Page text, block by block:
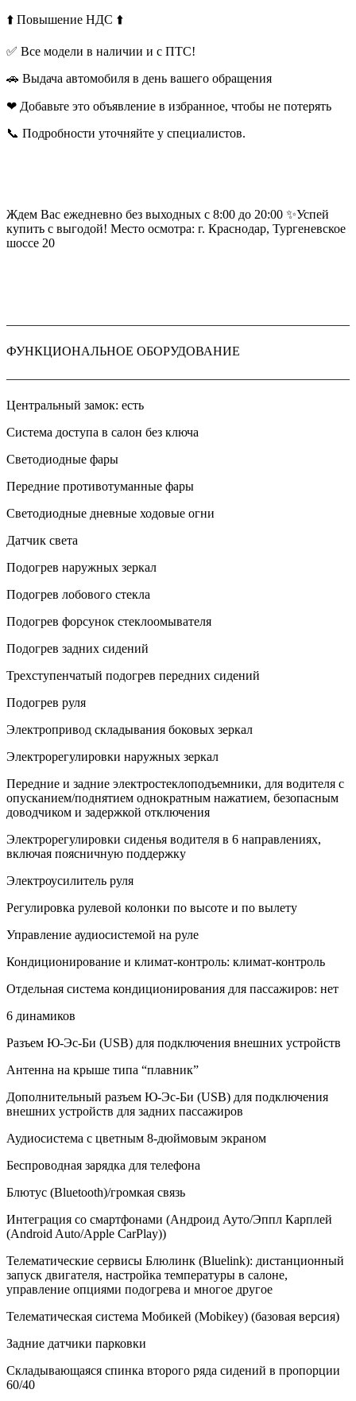
⬆️ Повышение НДС ⬆️
✅ Все модели в наличии и с ПТС!
🚗 Выдача автомобиля в день вашего обращения
❤ Добавьте это объявление в избранное, чтобы не потерять
📞 Подробности уточняйте у специалистов.
Ждем Вас ежедневно без выходных с 8:00 до 20:00 ✨Успей
купить с выгодой! Место осмотра: г. Краснодар, Тургеневское
шоссе 20
———————————————————————————
ФУНКЦИОНАЛЬНОЕ ОБОРУДОВАНИЕ
———————————————————————————
Центральный замок: есть
Система доступа в салон без ключа
Светодиодные фары
Передние противотуманные фары
Светодиодные дневные ходовые огни
Датчик света
Подогрев наружных зеркал
Подогрев лобового стекла
Подогрев форсунок стеклоомывателя
Подогрев задних сидений
Трехступенчатый подогрев передних сидений
Подогрев руля
Электропривод складывания боковых зеркал
Электрорегулировки наружных зеркал
Передние и задние электростеклоподъемники, для водителя с
опусканием/поднятием однократным нажатием, безопасным
доводчиком и задержкой отключения
Электрорегулировки сиденья водителя в 6 направлениях,
включая поясничную поддержку
Электроусилитель руля
Регулировка рулевой колонки по высоте и по вылету
Управление аудиосистемой на руле
Кондиционирование и климат-контроль: климат-контроль
Отдельная система кондиционирования для пассажиров: нет
6 динамиков
Разъем Ю-Эс-Би (USB) для подключения внешних устройств
Антенна на крыше типа “плавник”
Дополнительный разъем Ю-Эс-Би (USB) для подключения
внешних устройств для задних пассажиров
Аудиосистема с цветным 8-дюймовым экраном
Беспроводная зарядка для телефона
Блютус (Bluetooth)/громкая связь
Интеграция со смартфонами (Андроид Ауто/Эппл Карплей
(Android Auto/Apple CarPlay))
Телематические сервисы Блюлинк (Bluelink): дистанционный
запуск двигателя, настройка температуры в салоне,
управление опциями подогрева и многое другое
Телематическая система Мобикей (Mobikey) (базовая версия)
Задние датчики парковки
Складывающаяся спинка второго ряда сидений в пропорции
60/40